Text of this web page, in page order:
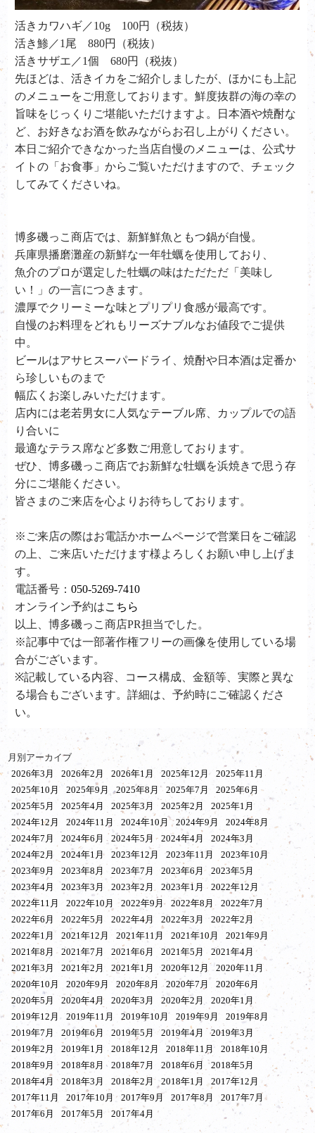
活きカワハギ／10g 100円（税抜）
活き鯵／1尾 880円（税抜）
活きサザエ／1個 680円（税抜）
先ほどは、活きイカをご紹介しましたが、ほかにも上記
のメニューをご用意しております。鮮度抜群の海の幸の
旨味をじっくりご堪能いただけますよ。日本酒や焼酎な
ど、お好きなお酒を飲みながらお召し上がりください。
本日ご紹介できなかった当店自慢のメニューは、公式サ
イトの「お食事」からご覧いただけますので、チェック
してみてくださいね。
博多磯っこ商店では、新鮮鮮魚ともつ鍋が自慢。
兵庫県播磨灘産の新鮮な一年牡蠣を使用しており、
魚介のプロが選定した牡蠣の味はただただ「美味し
い！」の一言につきます。
濃厚でクリーミーな味とプリプリ食感が最高です。
自慢のお料理をどれもリーズナブルなお値段でご提供
中。
ビールはアサヒスーパードライ、焼酎や日本酒は定番か
ら珍しいものまで
幅広くお楽しみいただけます。
店内には老若男女に人気なテーブル席、カップルでの語
り合いに
最適なテラス席など多数ご用意しております。
ぜひ、博多磯っこ商店でお新鮮な牡蠣を浜焼きで思う存
分にご堪能ください。
皆さまのご来店を心よりお待ちしております。
※ご来店の際はお電話かホームページで営業日をご確認
の上、ご来店いただけます様よろしくお願い申し上げま
す。
電話番号：050-5269-7410
オンライン予約はこちら
以上、博多磯っこ商店PR担当でした。
※記事中では一部著作権フリーの画像を使用している場
合がございます。
※記載している内容、コース構成、金額等、実際と異な
る場合もございます。詳細は、予約時にご確認くださ
い。
月別アーカイブ
2026年3月
2026年2月 2026年1月 2025年12月
2025年11月
2025年10月
2025年9月 2025年8月 2025年7月
2025年6月
2025年5月
2025年4月 2025年3月 2025年2月
2025年1月
2024年12月
2024年11月 2024年10月 2024年9月
2024年8月
2024年7月
2024年6月 2024年5月 2024年4月
2024年3月
2024年2月
2024年1月 2023年12月 2023年11月
2023年10月
2023年9月
2023年8月 2023年7月 2023年6月
2023年5月
2023年4月
2023年3月 2023年2月 2023年1月
2022年12月
2022年11月
2022年10月 2022年9月 2022年8月
2022年7月
2022年6月
2022年5月 2022年4月 2022年3月
2022年2月
2022年1月
2021年12月 2021年11月 2021年10月
2021年9月
2021年8月
2021年7月 2021年6月 2021年5月
2021年4月
2021年3月
2021年2月 2021年1月 2020年12月
2020年11月
2020年10月
2020年9月 2020年8月 2020年7月
2020年6月
2020年5月
2020年4月 2020年3月 2020年2月
2020年1月
2019年12月
2019年11月 2019年10月 2019年9月
2019年8月
2019年7月
2019年6月 2019年5月 2019年4月
2019年3月
2019年2月
2019年1月 2018年12月 2018年11月
2018年10月
2018年9月
2018年8月 2018年7月 2018年6月
2018年5月
2018年4月
2018年3月 2018年2月 2018年1月
2017年12月
2017年11月
2017年10月 2017年9月 2017年8月
2017年7月
2017年6月
2017年5月 2017年4月